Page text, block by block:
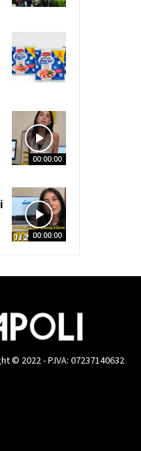
00:00:00
00:00:00
© 2022 - P.IVA: 07237140632